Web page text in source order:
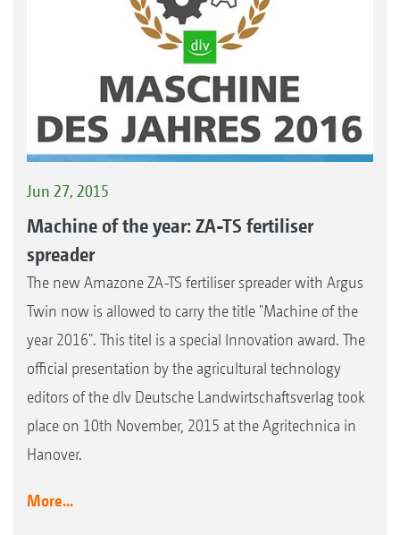
Jun 27, 2015
Machine of the year: ZA-TS fertiliser
spreader
The new Amazone ZA-TS fertiliser spreader with Argus
Twin now is allowed to carry the title "Machine of the
year 2016". This titel is a special Innovation award. The
official presentation by the agricultural technology
editors of the dlv Deutsche Landwirtschaftsverlag took
place on 10th November, 2015 at the Agritechnica in
Hanover.
More...